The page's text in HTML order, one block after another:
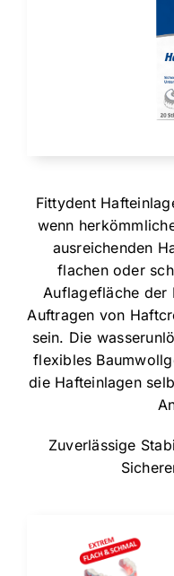
Fittydent
wenn
ausreichenden
flachen oder
Auflagefläche der
Auftragen von
sein. Die
flexibles
die Hafteinlagen
Zuverlässige